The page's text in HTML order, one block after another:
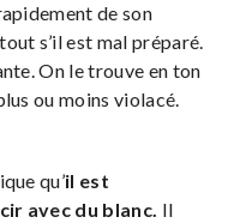
de son
s’il est mal préparé.
On le trouve en ton
ou moins violacé.
qu’il est
avec du blanc. Il